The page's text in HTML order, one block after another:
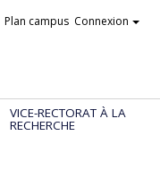
Plan campus Connexion
VICE-RECTORAT À LA
RECHERCHE